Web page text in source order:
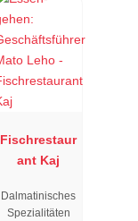
Fischrestaur
ant Kaj
Dalmatinisches
Spezialitäten